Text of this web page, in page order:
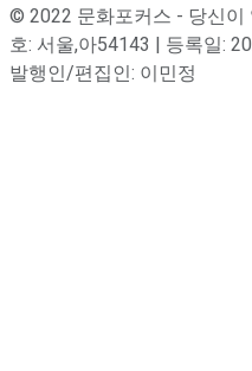
© 2022 문화포커스 - 당신이
호: 서울,아54143 | 등록일:
발행인/편집인: 이민정